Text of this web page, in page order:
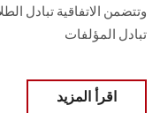
وتتضمن الاتفاقية تبادل
تبادل المؤلفات
اقرأ المزيد